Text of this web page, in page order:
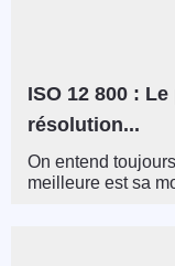
ISO 12 800 :
résolution...
On entend
meilleure est sa